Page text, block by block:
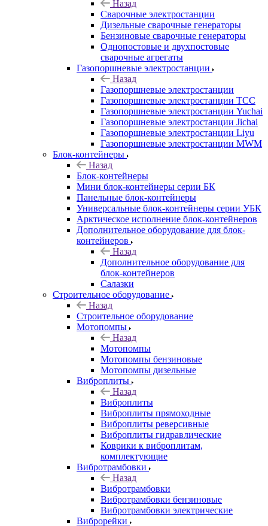
Назад
Сварочные электростанции
Дизельные сварочные генераторы
Бензиновые сварочные генераторы
Однопостовые и двухпостовые
сварочные агрегаты
Газопоршневые электростанции
Назад
Газопоршневые электростанции
Газопоршневые электростанции ТСС
Газопоршневые электростанции Yuchai
Газопоршневые электростанции Jichai
Газопоршневые электростанции Liyu
Газопоршневые электростанции MWM
Блок-контейнеры
Назад
Блок-контейнеры
Мини блок-контейнеры серии БК
Панельные блок-контейнеры
Универсальные блок-контейнеры серии УБК
Арктическое исполнение блок-контейнеров
Дополнительное оборудование для блок-
контейнеров
Назад
Дополнительное оборудование для
блок-контейнеров
Салазки
Строительное оборудование
Назад
Строительное оборудование
Мотопомпы
Назад
Мотопомпы
Мотопомпы бензиновые
Мотопомпы дизельные
Виброплиты
Назад
Виброплиты
Виброплиты прямоходные
Виброплиты реверсивные
Виброплиты гидравлические
Коврики к виброплитам,
комплектующие
Вибротрамбовки
Назад
Вибротрамбовки
Вибротрамбовки бензиновые
Вибротрамбовки электрические
Виброрейки